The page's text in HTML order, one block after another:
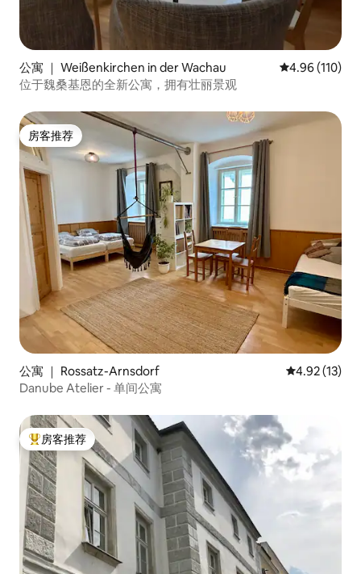
公寓 ｜ Weißenkirchen in der Wachau 平均评分 4.96
4.96 (110)
位于魏桑基恩的全新公寓，拥有壮丽景观
房客推荐
房客推荐
公寓 ｜ Rossatz-Arnsdorf 平均评分
4.92 (13)
Danube Atelier - 单间公寓
热门「房客推荐」
房客推荐